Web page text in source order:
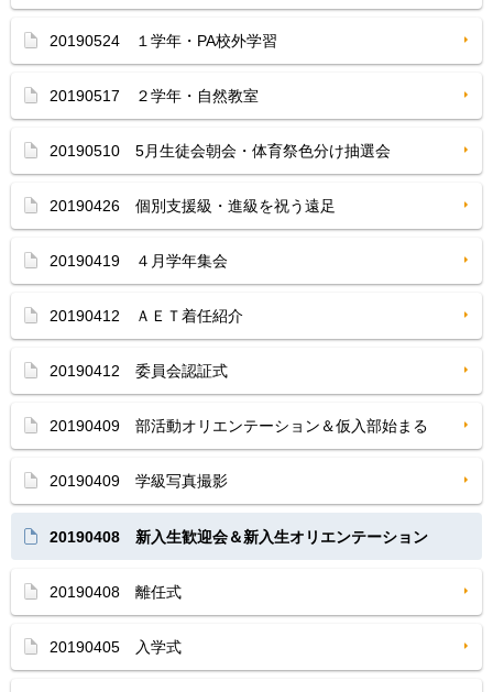
20190524 １学年・PA校外学習
20190517 ２学年・自然教室
20190510 5月生徒会朝会・体育祭色分け抽選会
20190426 個別支援級・進級を祝う遠足
20190419 ４月学年集会
20190412 ＡＥＴ着任紹介
20190412 委員会認証式
20190409 部活動オリエンテーション＆仮入部始まる
20190409 学級写真撮影
20190408 新入生歓迎会＆新入生オリエンテーション
20190408 離任式
20190405 入学式